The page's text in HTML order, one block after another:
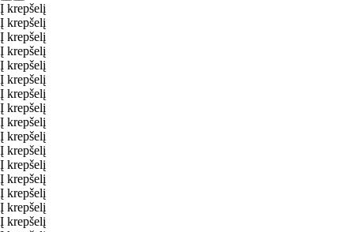
Į krepšelį
Į krepšelį
Į krepšelį
Į krepšelį
Į krepšelį
Į krepšelį
Į krepšelį
Į krepšelį
Į krepšelį
Į krepšelį
Į krepšelį
Į krepšelį
Į krepšelį
Į krepšelį
Į krepšelį
Į krepšelį